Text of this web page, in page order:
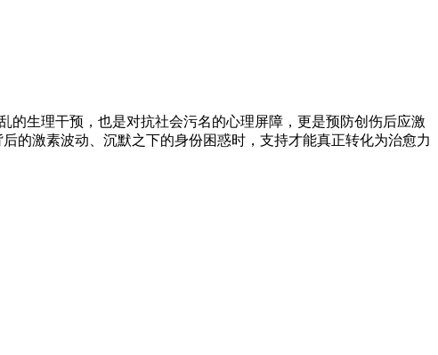
的生理干预，也是对抗社会污名的心理屏障，更是预防创伤后应激
的激素波动、沉默之下的身份困惑时，支持才能真正转化为治愈力